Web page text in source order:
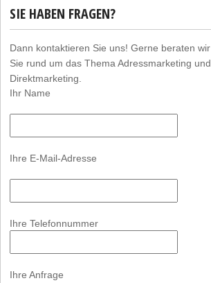
SIE HABEN FRAGEN?
Dann kontaktieren Sie uns! Gerne beraten wir
Sie rund um das Thema Adressmarketing und
Direktmarketing.
Ihr Name
Ihre E-Mail-Adresse
Ihre Telefonnummer
Ihre Anfrage